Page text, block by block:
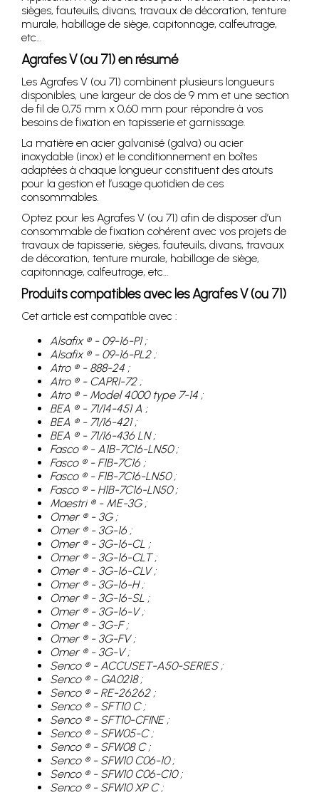
sièges, fauteuils, divans, travaux de décoration, tenture
murale, habillage de siège, capitonnage, calfeutrage,
etc…
Agrafes V (ou 71) en résumé
Les Agrafes V (ou 71) combinent plusieurs longueurs
disponibles, une largeur de dos de 9 mm et une section
de fil de 0,75 mm x 0,60 mm pour répondre à vos
besoins de fixation en tapisserie et garnissage.
La matière en acier galvanisé (galva) ou acier
inoxydable (inox) et le conditionnement en boîtes
adaptées à chaque longueur constituent des atouts
pour la gestion et l’usage quotidien de ces
consommables.
Optez pour les Agrafes V (ou 71) afin de disposer d’un
consommable de fixation cohérent avec vos projets de
travaux de tapisserie, sièges, fauteuils, divans, travaux
de décoration, tenture murale, habillage de siège,
capitonnage, calfeutrage, etc…
Produits compatibles avec les Agrafes V (ou 71)
Cet article est compatible avec :
Alsafix ® - 09-16-P1 ;
Alsafix ® - 09-16-PL2 ;
Atro ® - 888-24 ;
Atro ® - CAPRI-72 ;
Atro ® - Model 4000 type 7-14 ;
BEA ® - 71/14-451 A ;
BEA ® - 71/16-421 ;
BEA ® - 71/16-436 LN ;
Fasco ® - A1B-7C16-LN50 ;
Fasco ® - F1B-7C16 ;
Fasco ® - F1B-7C16-LN50 ;
Fasco ® - H1B-7C16-LN50 ;
Maestri ® - ME-3G ;
Omer ® - 3G ;
Omer ® - 3G-16 ;
Omer ® - 3G-16-CL ;
Omer ® - 3G-16-CLT ;
Omer ® - 3G-16-CLV ;
Omer ® - 3G-16-H ;
Omer ® - 3G-16-SL ;
Omer ® - 3G-16-V ;
Omer ® - 3G-F ;
Omer ® - 3G-FV ;
Omer ® - 3G-V ;
Senco ® - ACCUSET-A50-SERIES ;
Senco ® - GA0218 ;
Senco ® - RE-26262 ;
Senco ® - SFT10 C ;
Senco ® - SFT10-CFINE ;
Senco ® - SFW05-C ;
Senco ® - SFW08 C ;
Senco ® - SFW10 C06-10 ;
Senco ® - SFW10 C06-C10 ;
Senco ® - SFW10 XP C ;